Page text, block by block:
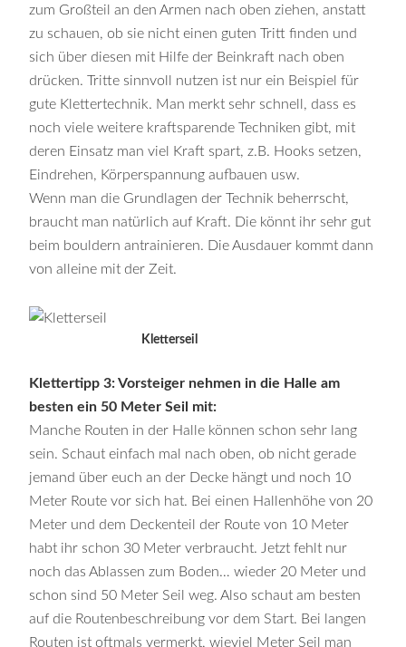
zum Großteil an den Armen nach oben ziehen, anstatt
zu schauen, ob sie nicht einen guten Tritt finden und
sich über diesen mit Hilfe der Beinkraft nach oben
drücken. Tritte sinnvoll nutzen ist nur ein Beispiel für
gute Klettertechnik. Man merkt sehr schnell, dass es
noch viele weitere kraftsparende Techniken gibt, mit
deren Einsatz man viel Kraft spart, z.B. Hooks setzen,
Eindrehen, Körperspannung aufbauen usw.
Wenn man die Grundlagen der Technik beherrscht,
braucht man natürlich auf Kraft. Die könnt ihr sehr gut
beim bouldern antrainieren. Die Ausdauer kommt dann
von alleine mit der Zeit.
Kletterseil
Klettertipp 3: Vorsteiger nehmen in die Halle am
besten ein 50 Meter Seil mit:
Manche Routen in der Halle können schon sehr lang
sein. Schaut einfach mal nach oben, ob nicht gerade
jemand über euch an der Decke hängt und noch 10
Meter Route vor sich hat. Bei einen Hallenhöhe von 20
Meter und dem Deckenteil der Route von 10 Meter
habt ihr schon 30 Meter verbraucht. Jetzt fehlt nur
noch das Ablassen zum Boden… wieder 20 Meter und
schon sind 50 Meter Seil weg. Also schaut am besten
auf die Routenbeschreibung vor dem Start. Bei langen
Routen ist oftmals vermerkt, wieviel Meter Seil man